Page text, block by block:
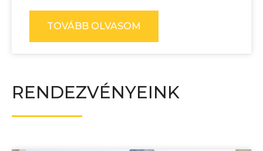
TOVÁBB OLVASOM
RENDEZVÉNYEINK